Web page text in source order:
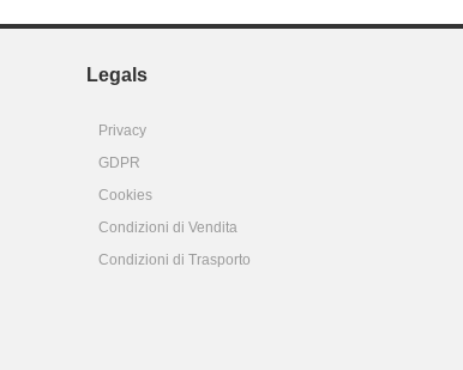
Legals
Privacy
GDPR
Cookies
Condizioni di Vendita
Condizioni di Trasporto